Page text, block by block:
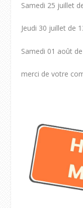
Samedi 25 juillet
Jeudi 30 juillet de
Samedi 01 août
merci de votre